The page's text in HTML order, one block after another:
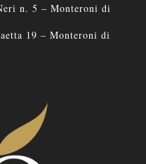
n. 5 – Monteroni di
19 – Monteroni di